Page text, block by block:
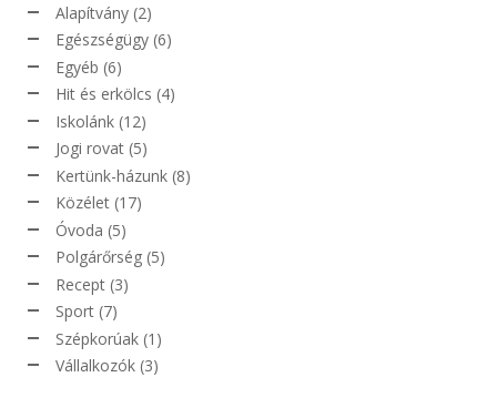
Alapítvány (2)
Egészségügy (6)
Egyéb (6)
Hit és erkölcs (4)
Iskolánk (12)
Jogi rovat (5)
Kertünk-házunk (8)
Közélet (17)
Óvoda (5)
Polgárőrség (5)
Recept (3)
Sport (7)
Szépkorúak (1)
Vállalkozók (3)